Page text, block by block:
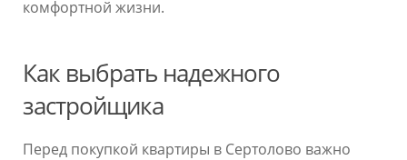
комфортной жизни.
Как выбрать надежного
застройщика
Перед покупкой квартиры в Сертолово важно